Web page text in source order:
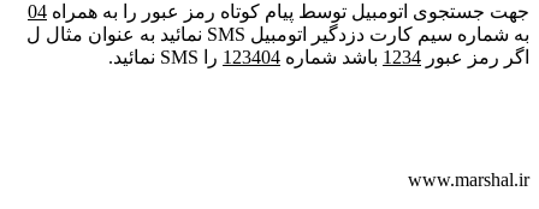
جهت جستجوی اتومبیل توسط پیام کوتاه رمز عبور را به همراه 04
به شماره سیم کارت دزدگیر اتومبیل SMS نمائید به عنوان مثال ل
اگر رمز عبور 1234 باشد شماره 123404 را SMS نمائید.
www.marshal.ir